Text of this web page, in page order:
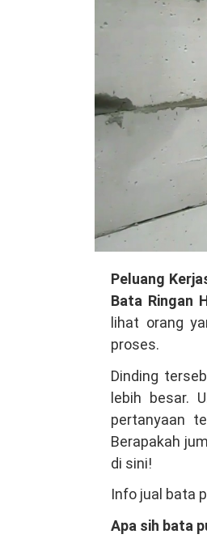
Membuka
Peluang
Kerjasama
Dengan
Material
Di
Lebak,
Salah
Satu
Peluang
Bata Ringan
lihat orang
proses.
Dinding
lebih besar.
pertanyaan
Berapakah
di sini!
Info jual bata
Apa sih bata